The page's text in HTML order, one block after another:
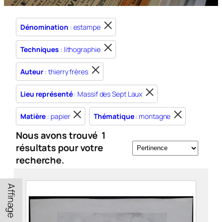
Dénomination : estampe
Techniques : lithographie
Auteur: thierry frères
Lieu représenté: Massif des Sept Laux
Matière : papier Thématique: montagne
Nous avons trouvé 1
résultats pour votre
recherche.
Affinage